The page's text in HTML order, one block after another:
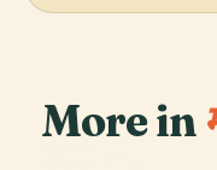
More in
PLACE